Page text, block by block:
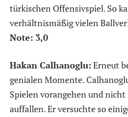
türkischen Offensivspiel. So
verhältnismäßig vielen
Note: 3,0
Hakan Calhanoglu: Erneut
genialen Momente.
Spielen vorangehen und
auffallen. Er versuchte so